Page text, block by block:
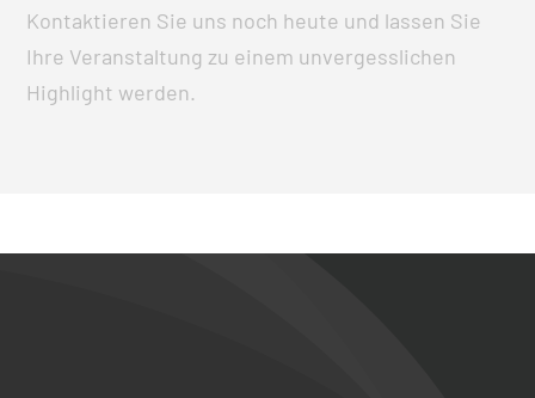
Kontaktieren Sie uns noch heute und lassen Sie
Ihre Veranstaltung zu einem unvergesslichen
Highlight werden.